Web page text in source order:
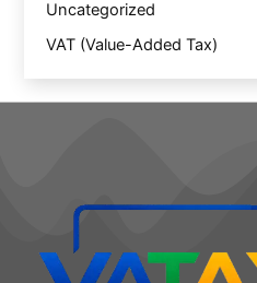
Uncategorized
VAT (Value-Added Tax)